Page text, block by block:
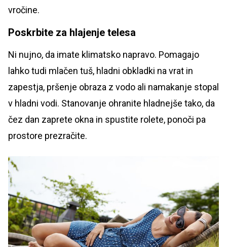
vročine.
Poskrbite za hlajenje telesa
Ni nujno, da imate klimatsko napravo. Pomagajo
lahko tudi mlačen tuš, hladni obkladki na vrat in
zapestja, pršenje obraza z vodo ali namakanje stopal
v hladni vodi. Stanovanje ohranite hladnejše tako, da
čez dan zaprete okna in spustite rolete, ponoči pa
prostore prezračite.